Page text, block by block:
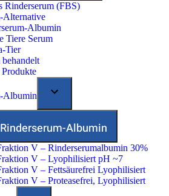
Rinderserum (FBS)
Alternative
Albumin
Tiere Serum
Tier
behandelt
Albumin
Rinderserum-Albumin
V – Rinderserumalbumin 30%
V – Lyophilisiert pH ~7
V – Fettsäurefrei Lyophilisiert
V – Proteasefrei, Lyophilisiert